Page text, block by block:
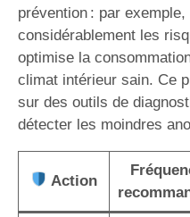
prévention : par
considérablement les
optimise la
climat intérieur sain. Ce
sur des outils de
détecter les moindres
Action